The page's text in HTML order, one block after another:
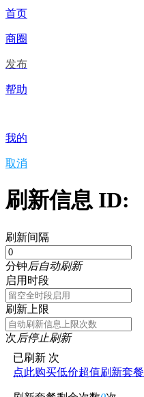
首页
商圈
发布
帮助
我的
取消
刷新信息 ID:
刷新间隔
分钟后自动刷新
启用时段
刷新上限
次后停止刷新
已刷新 次
点此购买低价超值刷新套餐